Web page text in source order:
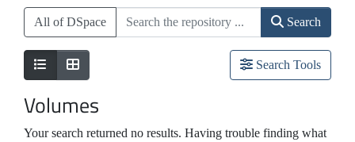
All of DSpace Search
Search Tools
Volumes
Your search returned no results. Having trouble finding what